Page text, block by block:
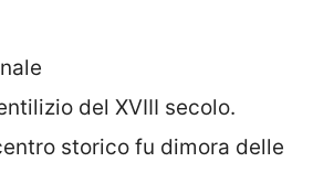
del XVIII secolo.
storico fu dimora delle